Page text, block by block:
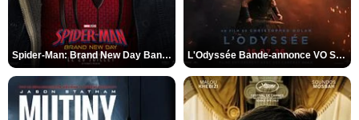
Spider-Man: Brand New Day Bande-annonce VO STFR L'Odyssée Bande-annonce VO STFR